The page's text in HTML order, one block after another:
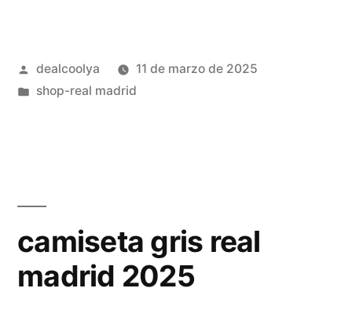
2024
Publicado
por
dealcoolya
11 de marzo de 2025
Publicado
shop-real madrid
camiseta gris real
madrid 2025